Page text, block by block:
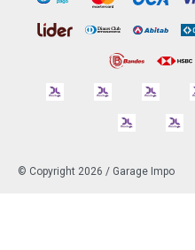
© Copyright 2026 / Garage Impo